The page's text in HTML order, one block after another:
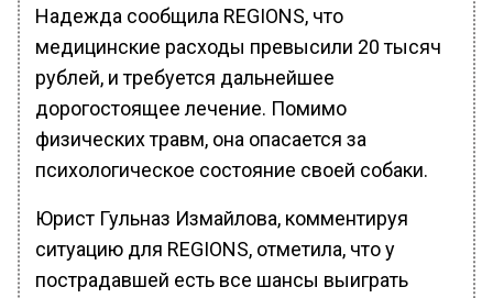
Надежда сообщила REGIONS, что
медицинские расходы превысили 20 тысяч
рублей, и требуется дальнейшее
дорогостоящее лечение. Помимо
физических травм, она опасается за
психологическое состояние своей собаки.
Юрист Гульназ Измайлова, комментируя
ситуацию для REGIONS, отметила, что у
пострадавшей есть все шансы выиграть